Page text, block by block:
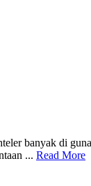
banyak di
... Read More